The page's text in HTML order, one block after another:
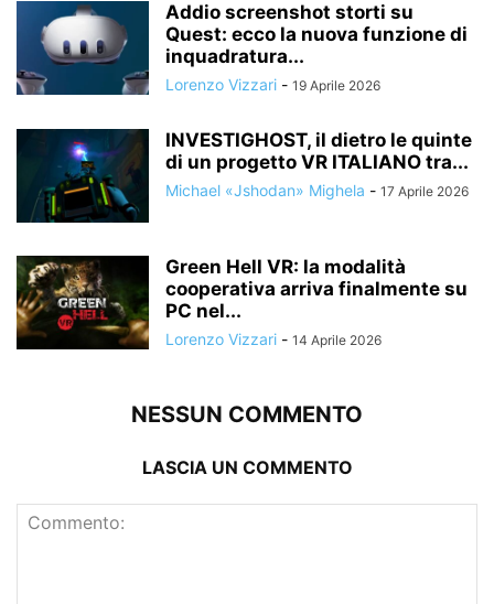
Addio screenshot storti su
Quest: ecco la nuova funzione di
inquadratura...
Lorenzo Vizzari - 19 Aprile 2026
INVESTIGHOST, il dietro le quinte
di un progetto VR ITALIANO tra...
Michael «Jshodan» Mighela - 17 Aprile 2026
Green Hell VR: la modalità
cooperativa arriva finalmente su
PC nel...
Lorenzo Vizzari - 14 Aprile 2026
NESSUN COMMENTO
LASCIA UN COMMENTO